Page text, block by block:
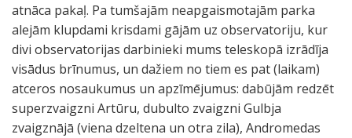
atnāca pakaļ. Pa tumšajām neapgaismotajām parka
alejām klupdami krisdami gājām uz observatoriju, kur
divi observatorijas darbinieki mums teleskopā izrādīja
visādus brīnumus, un dažiem no tiem es pat (laikam)
atceros nosaukumus un apzīmējumus: dabūjām redzēt
superzvaigzni Artūru, dubulto zvaigzni Gulbja
zvaigznājā (viena dzeltena un otra zila), Andromedas